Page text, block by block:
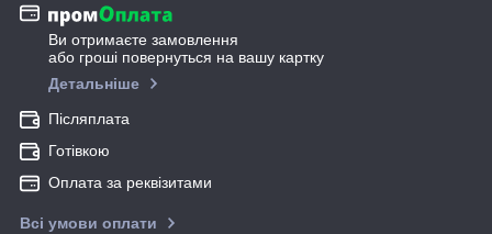
Ви отримаєте замовлення
або гроші повернуться на вашу картку
Детальніше
Післяплата
Готівкою
Оплата за реквізитами
Всі умови оплати